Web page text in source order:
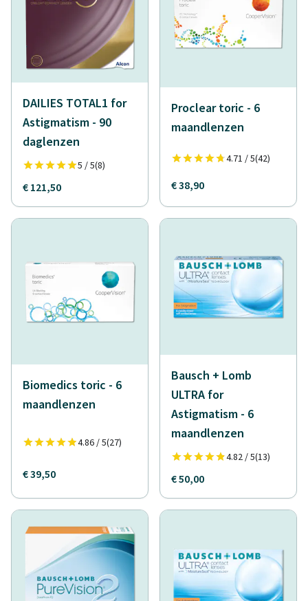
DAILIES TOTAL1 for
Astigmatism - 90
daglenzen
5 / 5(8)
€ 121,50
Proclear toric - 6
maandlenzen
4.71 / 5(42)
€ 38,90
Biomedics toric - 6
maandlenzen
4.86 / 5(27)
€ 39,50
Bausch + Lomb
ULTRA for
Astigmatism - 6
maandlenzen
4.82 / 5(13)
€ 50,00